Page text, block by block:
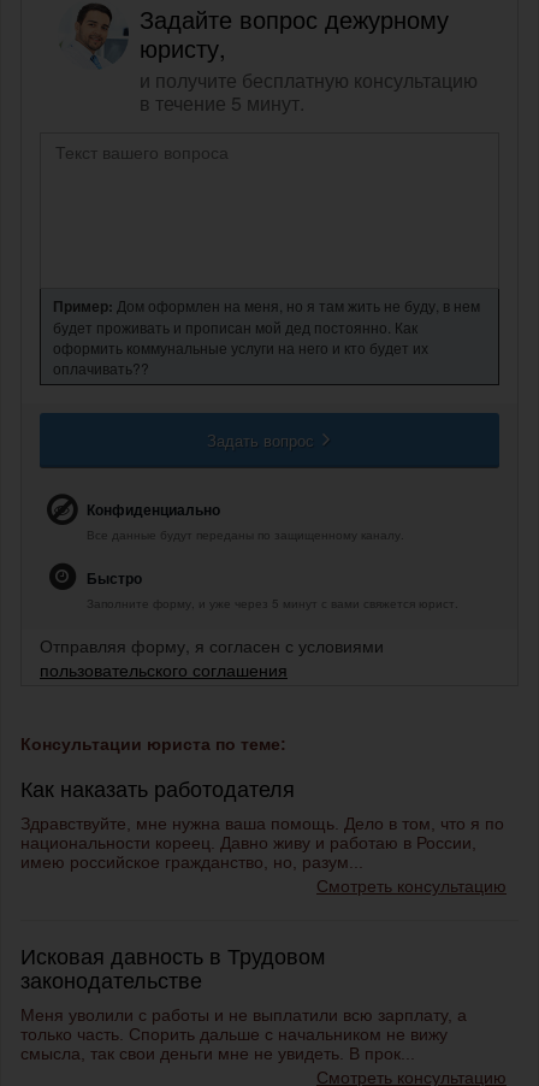
Задайте вопрос дежурному
юристу,
и получите бесплатную консультацию
в течение 5 минут.
Пример: Дом оформлен на меня, но я там жить не буду, в нем
будет проживать и прописан мой дед постоянно. Как
оформить коммунальные услуги на него и кто будет их
оплачивать??
Задать вопрос
Конфиденциально
Все данные будут переданы по защищенному каналу.
Быстро
Заполните форму, и уже через 5 минут с вами свяжется юрист.
Отправляя форму, я согласен с условиями
пользовательского соглашения
Консультации юриста по теме:
Как наказать работодателя
Здравствуйте, мне нужна ваша помощь. Дело в том, что я по
национальности кореец. Давно живу и работаю в России,
имею российское гражданство, но, разум...
Смотреть консультацию
Исковая давность в Трудовом
законодательстве
Меня уволили с работы и не выплатили всю зарплату, а
только часть. Спорить дальше с начальником не вижу
смысла, так свои деньги мне не увидеть. В прок...
Смотреть консультацию